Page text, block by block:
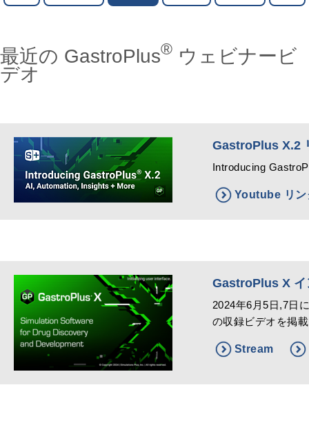
最近の GastroPlus® ウェビナービ
デオ
GastroPlus X.2
Introducing
Youtube リン
GastroPlus X イ
2024年6月5日,7日
の収録ビデオを掲
Stream